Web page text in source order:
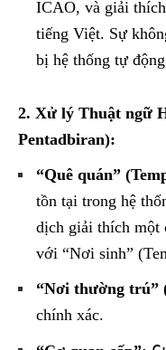
ICAO, và giải
tiếng Việt. Sự
bị hệ thống tự
2. Xử lý Thuật ngữ
Pentadbiran):
“Quê quán”
tồn tại trong hệ
dịch giải thích một
với “Nơi sinh”
“Nơi thường trú”
chính xác.